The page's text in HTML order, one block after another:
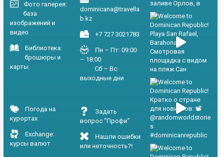
Фото галерея:
база
изображений и
видео
Библиотека:
брошюры и
карты
Погода на
курортах
Exchange:
курсы валют
dominicana@travella
b.kz
+7 727 3021783
Пн – Пт: 09:00
– 18:00
Сб – Вс:
выходные дни
Задать
вопрос "Профи"
Нашли ошибки
или неточность?!